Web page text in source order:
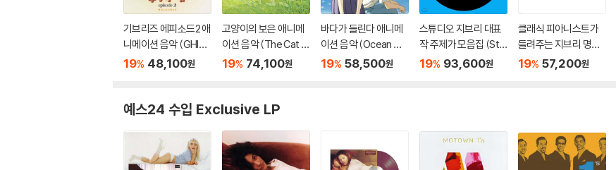
기브리즈 에피소드2 애
니메이션 음악 (GHIBLI
ES episode2 Sound
19% 48,100원
고양이의 보은 애니메
이션 음악 (The Cat R
eturns Soundtrack)
19% 74,100원
바다가 들린다 애니메
이션 음악 (Ocean Wa
ves Soundtrack) [L
19% 58,500원
스튜디오 지브리 대표
작 주제가 모음집 (Stu
dio Ghibli 7inch Box)
19% 93,600원
클래식 피아니스트가
들려주는 지브리 명곡
집 (Ghibli Movies Pia
19% 57,200원
예스24 수입 Exclusive LP